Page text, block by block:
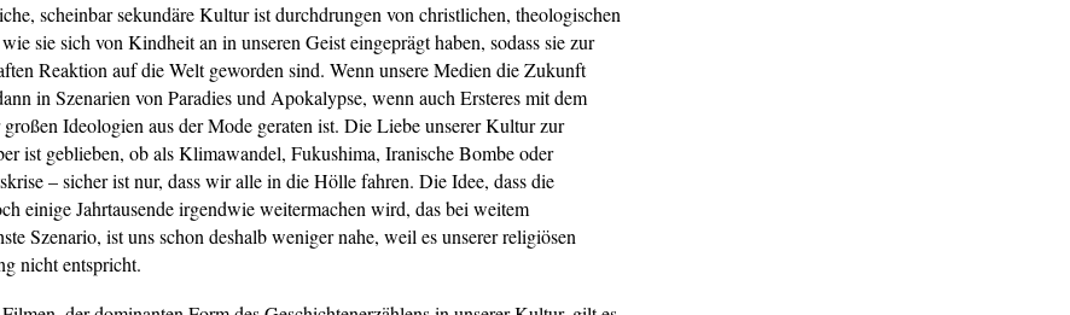
scheinbar sekundäre Kultur ist durchdrungen von christlichen, theologischen
sie sich von Kindheit an in unseren Geist eingeprägt haben, sodass sie zur
Reaktion auf die Welt geworden sind. Wenn unsere Medien die Zukunft
in Szenarien von Paradies und Apokalypse, wenn auch Ersteres mit dem
Ideologien aus der Mode geraten ist. Die Liebe unserer Kultur zur
ist geblieben, ob als Klimawandel, Fukushima, Iranische Bombe oder
– sicher ist nur, dass wir alle in die Hölle fahren. Die Idee, dass die
einige Jahrtausende irgendwie weitermachen wird, das bei weitem
Szenario, ist uns schon deshalb weniger nahe, weil es unserer religiösen
nicht entspricht.